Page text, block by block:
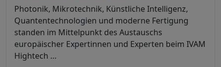
Photonik, Mikrotechnik, Künstliche Intelligenz,
Quantentechnologien und moderne Fertigung
standen im Mittelpunkt des Austauschs
europäischer Expertinnen und Experten beim IVAM
Hightech …